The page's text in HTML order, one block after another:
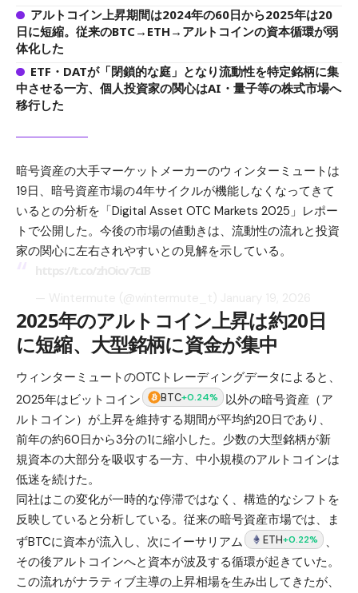
アルトコイン上昇期間は2024年の60日から2025年は20
日に短縮。従来のBTC→ETH→アルトコインの資本循環が弱
体化した
ETF・DATが「閉鎖的な庭」となり流動性を特定銘柄に集
中させる一方、個人投資家の関心はAI・量子等の株式市場へ
移行した
暗号資産の大手マーケットメーカーのウィンターミュートは
19日、暗号資産市場の4年サイクルが機能しなくなってきて
いるとの分析を「Digital Asset OTC Markets 2025」レポー
トで公開した。今後の市場の値動きは、流動性の流れと投資
家の関心に左右されやすいとの見解を示している。
2025年のアルトコイン上昇は約20日
に短縮、大型銘柄に資金が集中
ウィンターミュートのOTCトレーディングデータによると、
2025年はビットコイン
BTC+0.24%
以外の暗号資産（ア
ルトコイン）が上昇を維持する期間が平均約20日であり、
前年の約60日から3分の1に縮小した。少数の大型銘柄が新
規資本の大部分を吸収する一方、中小規模のアルトコインは
低迷を続けた。
同社はこの変化が一時的な停滞ではなく、構造的なシフトを
反映していると分析している。従来の暗号資産市場では、ま
ずBTCに資本が流入し、次にイーサリアム
ETH+0.22%
、
その後アルトコインへと資本が波及する循環が起きていた。
この流れがナラティブ主導の上昇相場を生み出してきたが、